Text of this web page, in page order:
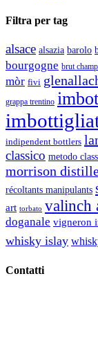
Filtra per tag
alsace alsazia barolo
bourgogne brut
mòr fivi
grappa trentino
indipendent bottlers
classico metodo
morrison
récoltants manipulants
art torbato valinch
doganale vigneron
whisky islay
Contatti